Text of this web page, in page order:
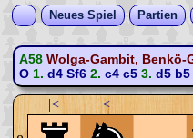
Neues Spiel Partien
A58 Wolga-Gambit, Benkö-
O1. d4 Sf62. c4 c53. d5 b5
|< <